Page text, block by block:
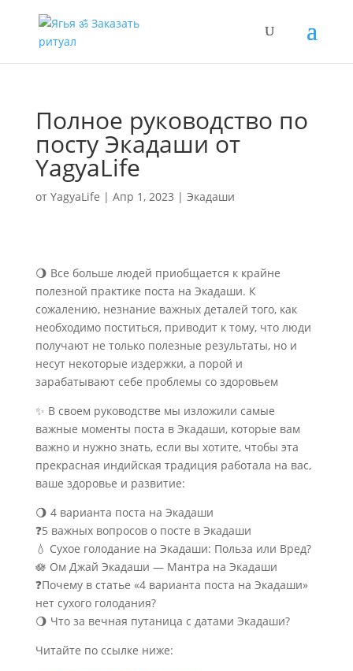
Полное руководство по
посту Экадаши от
YagyaLife
от YagyaLife | Апр 1, 2023 | Экадаши
🌖 Все больше людей приобщается к крайне
полезной практике поста на Экадаши. К
сожалению, незнание важных деталей того, как
необходимо поститься, приводит к тому, что люди
получают не только полезные результаты, но и
несут некоторые издержки, а порой и
зарабатывают себе проблемы со здоровьем
✨ В своем руководстве мы изложили самые
важные моменты поста в Экадаши, которые вам
важно и нужно знать, если вы хотите, чтобы эта
прекрасная индийская традиция работала на вас,
ваше здоровье и развитие:
🌖 4 варианта поста на Экадаши
❓5 важных вопросов о посте в Экадаши
💧 Сухое голодание на Экадаши: Польза или Вред?
🪷 Ом Джай Экадаши — Мантра на Экадаши
❓Почему в статье «4 варианта поста на Экадаши»
нет сухого голодания?
🌖 Что за вечная путаница с датами Экадаши?
Читайте по ссылке ниже: